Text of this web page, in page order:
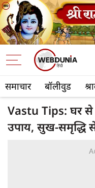
समाचार बॉलीवुड
Vastu Tips: घर से
उपाय, सुख-समृद्धि